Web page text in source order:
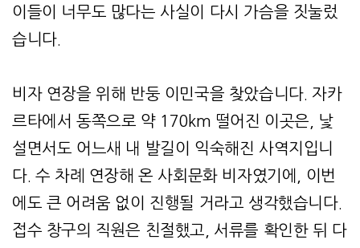
이들이 너무도 많다는 사실이 다시 가슴을 짓눌렀
습니다.
비자 연장을 위해 반둥 이민국을 찾았습니다. 자카
르타에서 동쪽으로 약 170km 떨어진 이곳은, 낯
설면서도 어느새 내 발길이 익숙해진 사역지입니
다. 수 차례 연장해 온 사회문화 비자였기에, 이번
에도 큰 어려움 없이 진행될 거라고 생각했습니다.
접수 창구의 직원은 친절했고, 서류를 확인한 뒤 다